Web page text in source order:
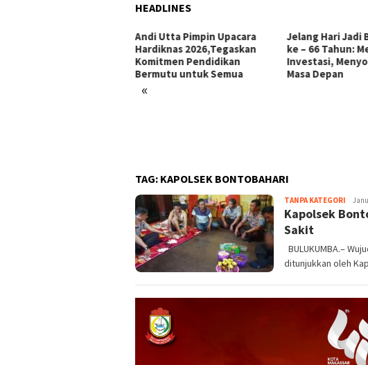
HEADLINES
«
Andi Utta Pimpin Upacara
Hardiknas 2026,Tegaskan
Komitmen Pendidikan
Bermutu untuk Semua
Jelang Hari Jadi Bulukumba
ke – 66 Tahun: Menata
Investasi, Menyongsong
Masa Depan
Ini
TAG: KAPOLSEK BONTOBAHARI
TANPA KATEGORI
Kapolsek
Sakit
BULUKUMBA.–
ditunjukkan oleh